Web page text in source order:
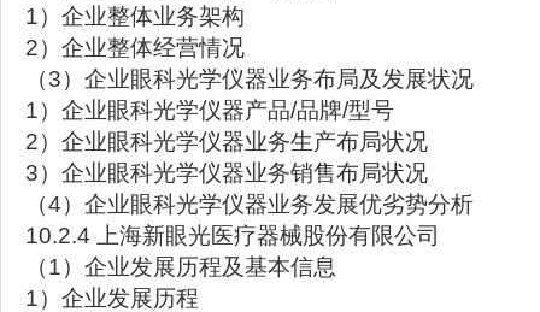
1）企业整体业务架构
2）企业整体经营情况
（3）企业眼科光学仪器业务布局及发展状况
1）企业眼科光学仪器产品/品牌/型号
2）企业眼科光学仪器业务生产布局状况
3）企业眼科光学仪器业务销售布局状况
（4）企业眼科光学仪器业务发展优劣势分析
10.2.4 上海新眼光医疗器械股份有限公司
（1）企业发展历程及基本信息
1）企业发展历程